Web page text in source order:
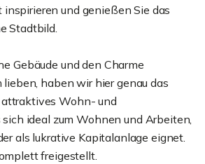
und genießen Sie das
Stadtbild.
Gebäude und den Charme
haben wir hier genau das
attraktives Wohn- und
ideal zum Wohnen und Arbeiten,
als lukrative Kapitalanlage eignet.
freigestellt.